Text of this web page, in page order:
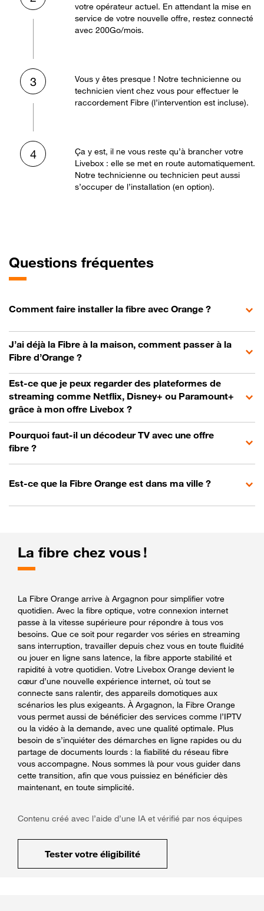
votre opérateur actuel. En attendant la mise en
service de votre nouvelle offre, restez connecté
avec 200Go/mois.
3
Vous y êtes presque ! Notre technicienne ou
technicien vient chez vous pour effectuer le
raccordement Fibre (l’intervention est incluse).
4
Ça y est, il ne vous reste qu’à brancher votre
Livebox : elle se met en route automatiquement.
Notre technicienne ou technicien peut aussi
s’occuper de l’installation (en option).
Questions fréquentes
Comment faire installer la fibre avec Orange ?
J’ai déjà la Fibre à la maison, comment passer à la
Fibre d’Orange ?
Est-ce que je peux regarder des plateformes de
streaming comme Netflix, Disney+ ou Paramount+
grâce à mon offre Livebox ?
Pourquoi faut-il un décodeur TV avec une offre
fibre ?
Est-ce que la Fibre Orange est dans ma ville ?
La fibre chez vous !
La Fibre Orange arrive à Argagnon pour simplifier votre
quotidien. Avec la fibre optique, votre connexion internet
passe à la vitesse supérieure pour répondre à tous vos
besoins. Que ce soit pour regarder vos séries en streaming
sans interruption, travailler depuis chez vous en toute fluidité
ou jouer en ligne sans latence, la fibre apporte stabilité et
rapidité à votre quotidien. Votre Livebox Orange devient le
cœur d’une nouvelle expérience internet, où tout se
connecte sans ralentir, des appareils domotiques aux
scénarios les plus exigeants. À Argagnon, la Fibre Orange
vous permet aussi de bénéficier des services comme l’IPTV
ou la vidéo à la demande, avec une qualité optimale. Plus
besoin de s’inquiéter des démarches en ligne rapides ou du
partage de documents lourds : la fiabilité du réseau fibre
vous accompagne. Nous sommes là pour vous guider dans
cette transition, afin que vous puissiez en bénéficier dès
maintenant, en toute simplicité.
Contenu créé avec l’aide d’une IA et vérifié par nos équipes
Tester votre éligibilité